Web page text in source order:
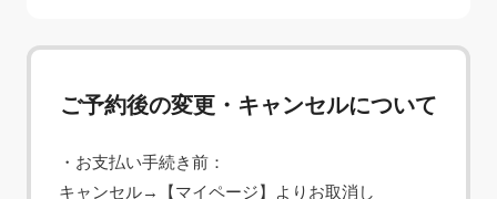
ご予約後の変更・キャンセルについて
・お支払い手続き前：
キャンセル→【マイページ】よりお取消し